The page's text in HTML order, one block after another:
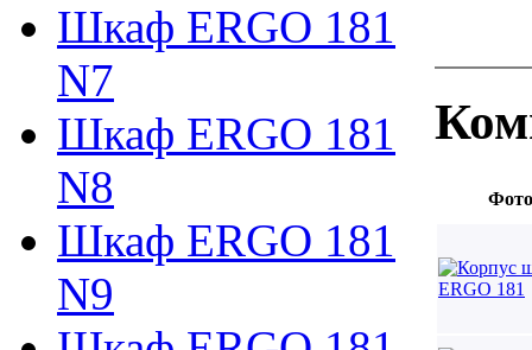
Шкаф ERGO 181
N7
Шкаф ERGO 181
N8
Шкаф ERGO 181
N9
Фото